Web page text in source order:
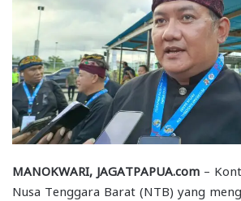
MANOKWARI, JAGATPAPUA.com –
Nusa Tenggara Barat (NTB) yang